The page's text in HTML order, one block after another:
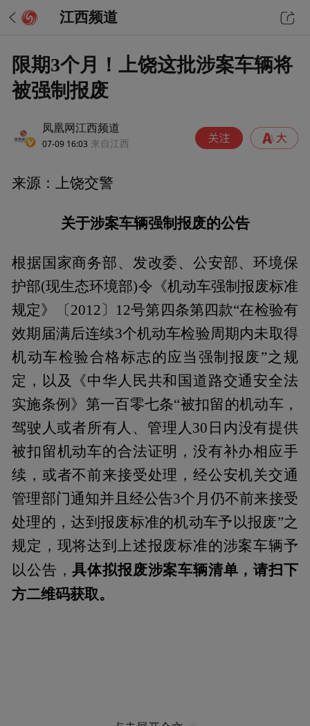
江西频道
限期3个月！上饶这批涉案车辆将
被强制报废
凤凰网江西频道
07-09 16:03 来自江西
来源：上饶交警
关于涉案车辆强制报废的公告
根据国家商务部、发改委、公安部、环境保
护部(现生态环境部)令《机动车强制报废标准
规定》〔2012〕12号第四条第四款“在检验有
效期届满后连续3个机动车检验周期内未取得
机动车检验合格标志的应当强制报废”之规
定，以及《中华人民共和国道路交通安全法
实施条例》第一百零七条“被扣留的机动车，
驾驶人或者所有人、管理人30日内没有提供
被扣留机动车的合法证明，没有补办相应手
续，或者不前来接受处理，经公安机关交通
管理部门通知并且经公告3个月仍不前来接受
处理的，达到报废标准的机动车予以报废”之
规定，现将达到上述报废标准的涉案车辆予
以公告，具体拟报废涉案车辆清单，请扫下
方二维码获取。